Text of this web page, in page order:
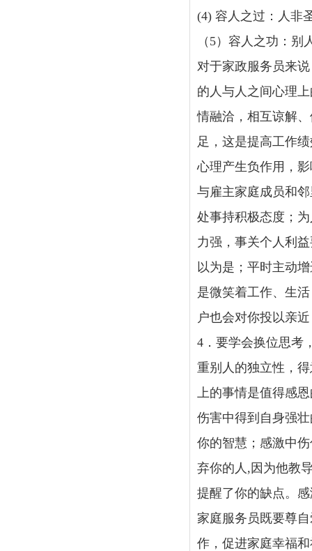
(4) 容人之过：人非
（5）容人之功：
对于家政服务员来
的人与人之间心理
情融洽，相互谅解
足，这是提高工作
心理产生负作用，
与雇主家庭成员和
处事持积极态度；
力强，事关个人利
以为是；平时主动
是微笑着工作、生
户也会对你投以亲
4．要学会换位思考
重别人的独立性，
上的事情是值得感
伤害中得到自身强
你的智慧；感激中
弃你的人,因为他教
提醒了你的缺点。
家庭服务员既要尊
作，促进家庭幸福